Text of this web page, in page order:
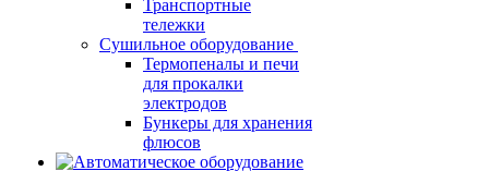
Транспортные
тележки
Сушильное оборудование
Термопеналы и печи
для прокалки
электродов
Бункеры для хранения
флюсов